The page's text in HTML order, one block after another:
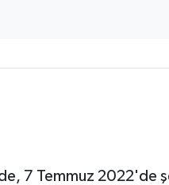
7 Temmuz 2022'de